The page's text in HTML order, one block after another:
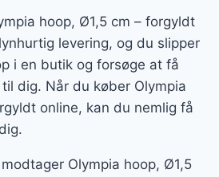
hoop, Ø1,5 cm – forgyldt
levering, og du slipper
i en butik og forsøge at få
dig. Når du køber Olympia
online, kan du nemlig få
Olympia hoop, Ø1,5